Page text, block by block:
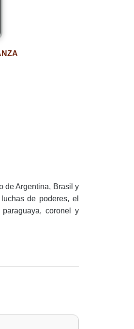
de Argentina, Brasil y
de poderes, el
coronel y